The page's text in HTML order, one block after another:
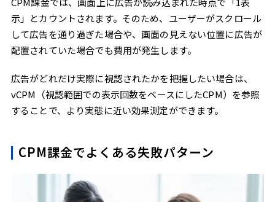
示」とカウントされます。そのため、ユーザーがスクロール
して広告を通り過ぎた場合や、画面の見えない位置に広告が
配置されていた場合でも費用が発生します。
広告がどれだけ実際に視認されたかを把握したい場合は、
vCPM（視認範囲での表示回数をベースにしたCPM）を参照
することで、より実態に近い効果測定ができます。
CPM課金でよくある失敗パターン